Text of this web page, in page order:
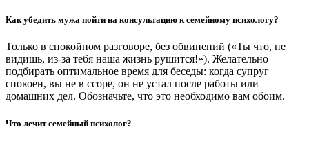
Как убедить мужа пойти на консультацию к семейному психологу?
Только в спокойном разговоре, без обвинений («Ты что, не
видишь, из-за тебя наша жизнь рушится!»). Желательно
подбирать оптимальное время для беседы: когда супруг
спокоен, вы не в ссоре, он не устал после работы или
домашних дел. Обозначьте, что это необходимо вам обоим.
Что лечит семейный психолог?